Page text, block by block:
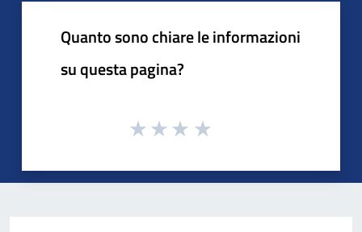
Quanto sono chiare le informazioni
su questa pagina?